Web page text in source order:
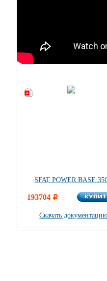
SFAT POWER BASE
193704 i
Скачать